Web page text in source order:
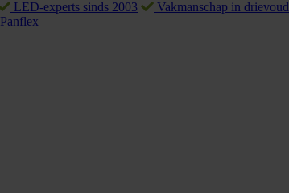
LED-experts sinds 2003 Vakmanschap in drievoud
Panflex